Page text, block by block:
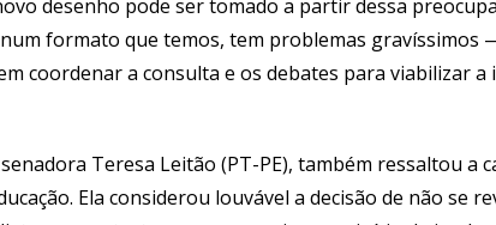
desenho pode ser tomado a partir dessa
formato que temos, tem problemas gravíssimos
coordenar a consulta e os debates para viabilizar a
Teresa Leitão (PT-PE), também ressaltou a
Ela considerou louvável a decisão de não se